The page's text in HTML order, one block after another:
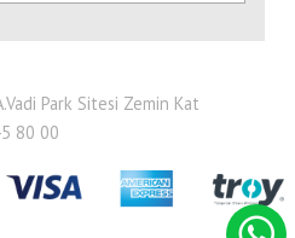
Park Sitesi Zemin Kat
80 00